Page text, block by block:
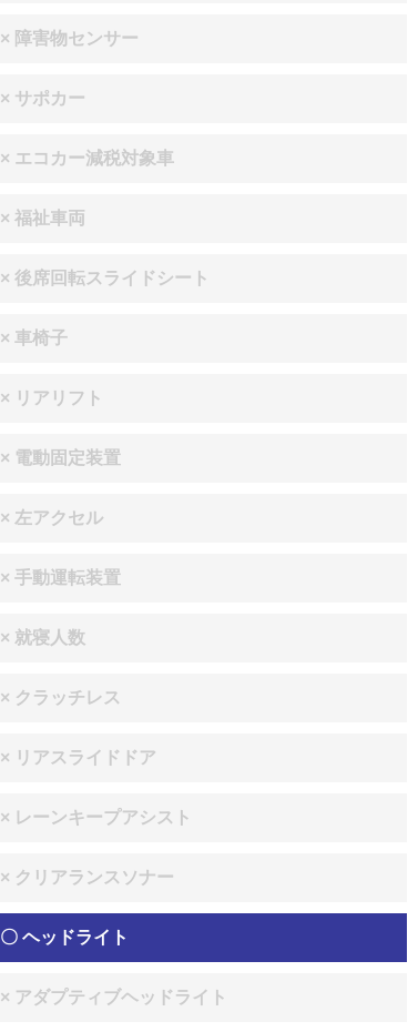
× 障害物センサー
× サポカー
× エコカー減税対象車
× 福祉車両
× 後席回転スライドシート
× 車椅子
× リアリフト
× 電動固定装置
× 左アクセル
× 手動運転装置
× 就寝人数
× クラッチレス
× リアスライドドア
× レーンキープアシスト
× クリアランスソナー
〇 ヘッドライト
× アダプティブヘッドライト